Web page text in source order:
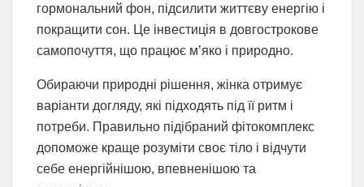
гормональний фон, підсилити життєву енергію і
покращити сон. Це інвестиція в довгострокове
самопочуття, що працює м’яко і природно.
Обираючи природні рішення, жінка отримує
варіанти догляду, які підходять під її ритм і
потреби. Правильно підібраний фітокомплекс
допоможе краще розуміти своє тіло і відчути
себе енергійнішою, впевненішою та